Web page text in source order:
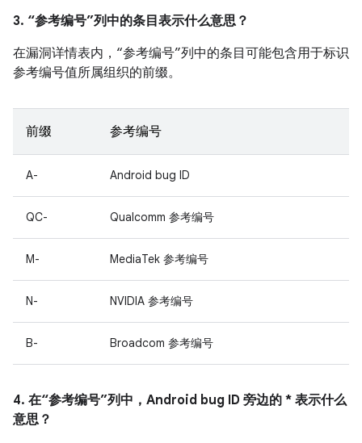
3. “参考编号”列中的条目表示什么意思？
在漏洞详情表内，“参考编号”列中的条目可能包含用于标识
参考编号值所属组织的前缀。
前缀 参考编号
A- Android bug ID
QC- Qualcomm 参考编号
M- MediaTek 参考编号
N- NVIDIA 参考编号
B- Broadcom 参考编号
4. 在“参考编号”列中，Android bug ID 旁边的 * 表示什么
意思？